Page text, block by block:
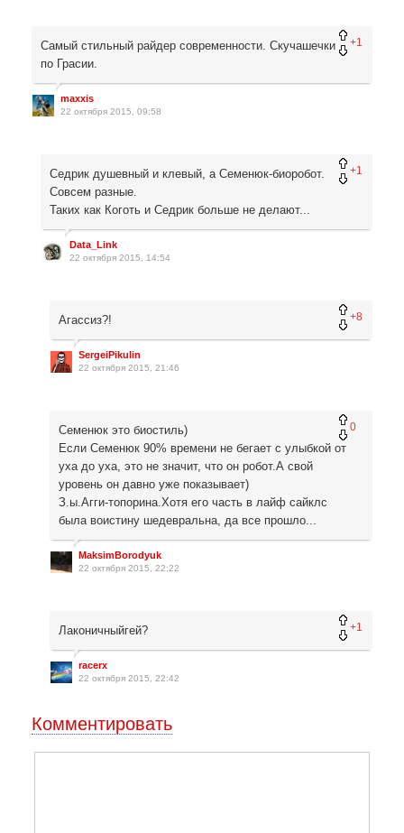
+1
Самый стильный райдер современности. Скучашечки
по Грасии.
maxxis
22 октября 2015, 09:58
+1
Седрик душевный и клевый, а Семенюк-биоробот.
Совсем разные.
Таких как Коготь и Седрик больше не делают...
Data_Link
22 октября 2015, 14:54
+8
Агассиз?!
SergeiPikulin
22 октября 2015, 21:46
0
Семенюк это биостиль)
Если Семенюк 90% времени не бегает с улыбкой от
уха до уха, это не значит, что он робот.А свой
уровень он давно уже показывает)
З.ы.Агги-топорина.Хотя его часть в лайф сайклс
была воистину шедевральна, да все прошло...
MaksimBorodyuk
22 октября 2015, 22:22
+1
Лаконичныйгей?
racerx
22 октября 2015, 22:42
Комментировать